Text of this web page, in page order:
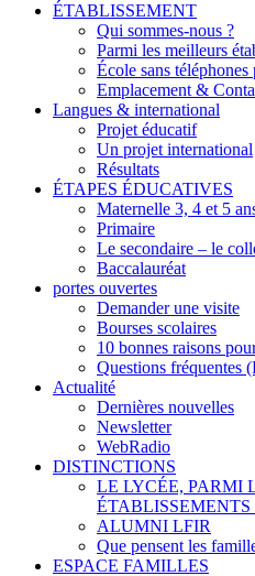
ÉTABLISSEMENT
Qui sommes-nous ?
Parmi les meilleurs
École sans téléphones
Emplacement &
Langues & international
Projet éducatif
Un projet international
Résultats
ÉTAPES ÉDUCATIVES
Maternelle 3, 4 et 5
Primaire
Le secondaire – le
Baccalauréat
portes ouvertes
Demander une visite
Bourses scolaires
10 bonnes raisons
Questions fréquentes
Actualité
Dernières nouvelles
Newsletter
WebRadio
DISTINCTIONS
LE LYCÉE, PARMI
ÉTABLISSEMENTS
ALUMNI LFIR
Que pensent les
ESPACE FAMILLES